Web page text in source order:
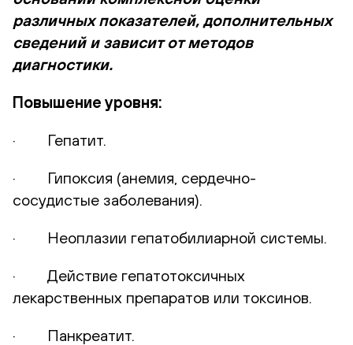
различных показателей, дополнительных
сведений и зависит от методов
диагностики.
Повышение уровня:
· Гепатит.
· Гипоксия (анемия, сердечно-
сосудистые заболевания).
· Неоплазии гепатобилиарной системы.
· Действие гепатотоксичных
лекарственных препаратов или токсинов.
· Панкреатит.